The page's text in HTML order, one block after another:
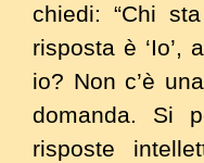
chiedi: “Chi
risposta è ‘Io’,
io? Non c’è
domanda. Si
risposte